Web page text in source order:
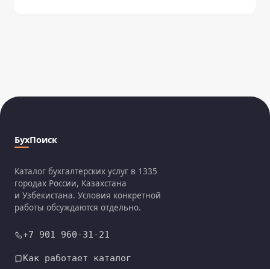
БухПоиск
Каталог бухгалтерских услуг в 1335
городах России, Казахстана
и Узбекистана. Условия конкретной
работы обсуждаются отдельно.
+7 901 960-31-21
Как работает каталог